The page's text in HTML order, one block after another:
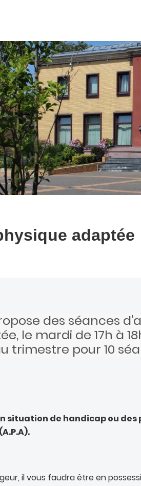
adaptée
des séances
le mardi de 17h à
trimestre pour 10
situation de handicap ou
il vous faudra être en